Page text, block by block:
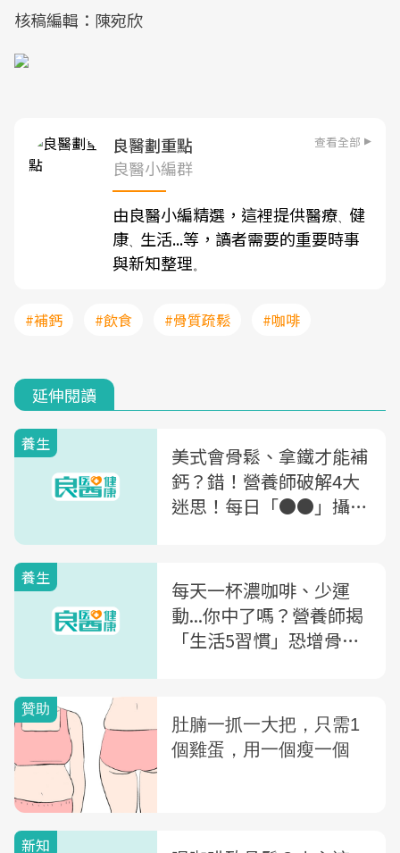
核稿編輯：陳宛欣
良醫劃重點 查看全部
良醫小編群
由良醫小編精選，這裡提供醫療、 健
康、 生活...等，讀者需要的重要時事
與新知整理。
#補鈣 #飲食 #骨質疏鬆 #咖啡
延伸閱讀
養生
美式會骨鬆、拿鐵才能補
鈣？錯！營養師破解4大
迷思！每日「●●」攝取
養生
每天一杯濃咖啡、少運
動...你中了嗎？營養師揭
「生活5習慣」恐增骨鬆
新知